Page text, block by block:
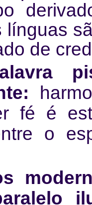
línguas
de
fé é
o